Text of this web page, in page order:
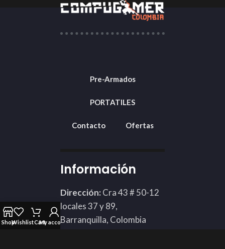
Pre-Armados
PORTATILES
Contacto Ofertas
Información
Dirección: Cra 43 # 50-12
locales 37 y 89,
Barranquilla, Colombia
ShopWishlistCartMy account